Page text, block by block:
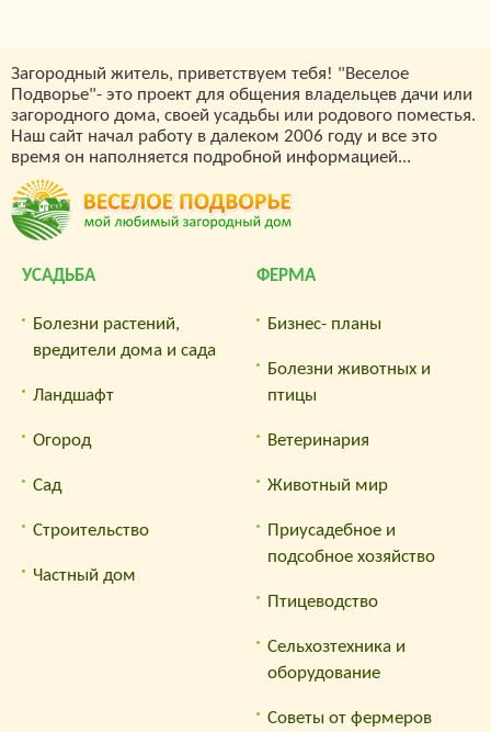
Загородный житель, приветствуем тебя! "Веселое
Подворье"- это проект для общения владельцев дачи или
загородного дома, своей усадьбы или родового поместья.
Наш сайт начал работу в далеком 2006 году и все это
время он наполняется подробной информацией...
УСАДЬБА
Болезни растений,
вредители дома и сада
Ландшафт
Огород
Сад
Строительство
Частный дом
ФЕРМА
Бизнес- планы
Болезни животных и
птицы
Ветеринария
Животный мир
Приусадебное и
подсобное хозяйство
Птицеводство
Сельхозтехника и
оборудование
Советы от фермеров